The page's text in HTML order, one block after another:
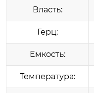
Власть:
Герц:
Емкость:
Температура: